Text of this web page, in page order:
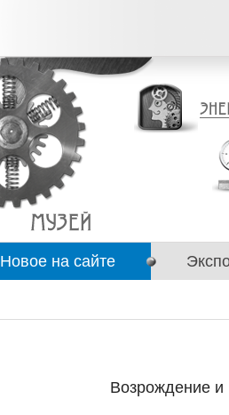
Новое на сайте
Возрождение и